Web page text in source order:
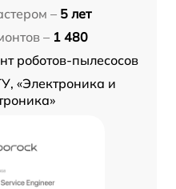
– 5 лет
– 1 480
роботов-пылесосов
«Электроника и